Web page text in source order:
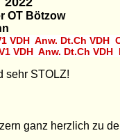
OT Bötzow
VDH Anw. Dt.Ch VDH
VDH Anw. Dt.Ch VDH
sehr STOLZ!
ganz herzlich zu